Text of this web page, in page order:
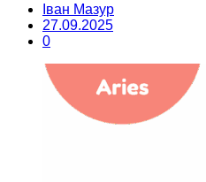
Іван Мазур
27.09.2025
0